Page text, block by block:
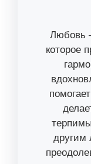
Любовь
которое
другим